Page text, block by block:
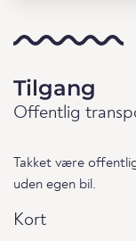
Tilgang
Offentlig
Takket være
uden egen bil.
Kort